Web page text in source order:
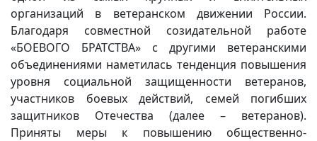
организаций в ветеранском движении России.
Благодаря совместной созидательной работе
«БОЕВОГО БРАТСТВА» с другими ветеранскими
объединениями наметилась тенденция повышения
уровня социальной защищенности ветеранов,
участников боевых действий, семей погибших
защитников Отечества (далее – ветеранов).
Приняты меры к повышению общественно-